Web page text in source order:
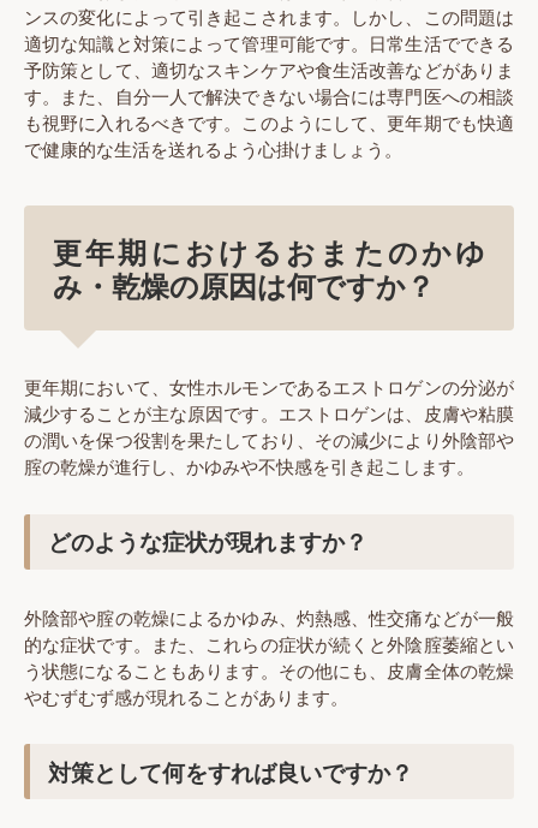
ンスの変化によって引き起こされます。しかし、この問題は
適切な知識と対策によって管理可能です。日常生活でできる
予防策として、適切なスキンケアや食生活改善などがありま
す。また、自分一人で解決できない場合には専門医への相談
も視野に入れるべきです。このようにして、更年期でも快適
で健康的な生活を送れるよう心掛けましょう。
更年期におけるおまたのかゆ
み・乾燥の原因は何ですか？
更年期において、女性ホルモンであるエストロゲンの分泌が
減少することが主な原因です。エストロゲンは、皮膚や粘膜
の潤いを保つ役割を果たしており、その減少により外陰部や
腟の乾燥が進行し、かゆみや不快感を引き起こします。
どのような症状が現れますか？
外陰部や腟の乾燥によるかゆみ、灼熱感、性交痛などが一般
的な症状です。また、これらの症状が続くと外陰腟萎縮とい
う状態になることもあります。その他にも、皮膚全体の乾燥
やむずむず感が現れることがあります。
対策として何をすれば良いですか？